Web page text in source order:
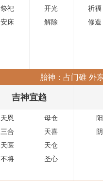
祭祀
开光 祈福
安床
解除 修造
胎神：占门碓 外
吉神宜趋
天恩
母仓
三合
天喜
天医
天仓
不将
圣心